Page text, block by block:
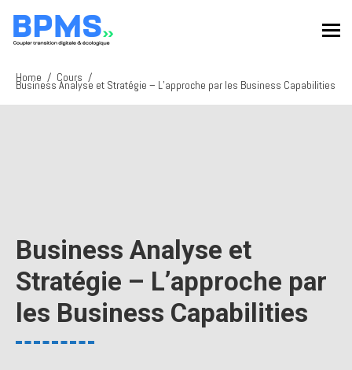
Home Cours
Business Analyse et Stratégie – L’approche par les Business Capabilities
Business Analyse et
Stratégie – L’approche par
les Business Capabilities